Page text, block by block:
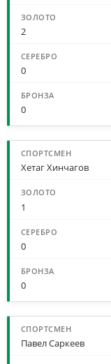
2
0
0
Хетаг Хинчагов
1
0
0
Павел Саркеев